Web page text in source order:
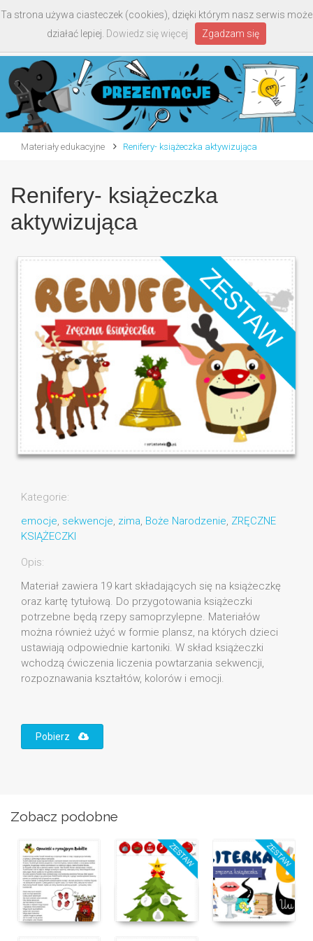
Materiały edukacyjne Renifery- książeczka aktywizująca
Renifery- książeczka
aktywizująca
Kategorie:
emocje, sekwencje, zima, Boże Narodzenie, ZRĘCZNE
KSIĄŻECZKI
Opis:
Materiał zawiera 19 kart składających się na książeczkę
oraz kartę tytułową. Do przygotowania książeczki
potrzebne będą rzepy samoprzylepne. Materiałów
można również użyć w formie plansz, na których dzieci
ustawiają odpowiednie kartoniki. W skład książeczki
wchodzą ćwiczenia liczenia powtarzania sekwencji,
rozpoznawania kształtów, kolorów i emocji.
Pobierz
Zobacz podobne
Ta strona używa ciasteczek (cookies), dzięki którym nasz serwis może
działać lepiej. Dowiedz się więcej Zgadzam się